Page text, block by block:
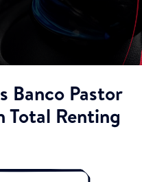
Banco Pastor
Total Renting